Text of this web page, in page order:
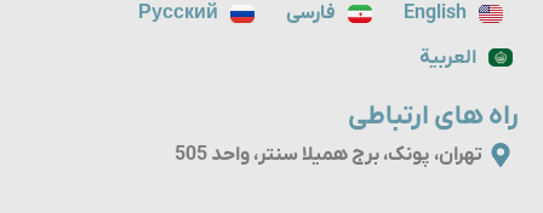
English فارسی
Русский
العربية
راه های ارتباطی
تهران، پونک، برج همیلا سنتر، واحد 505